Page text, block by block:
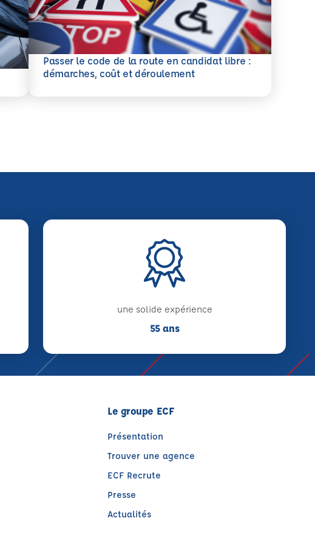
Passer le code de la route en candidat libre :
démarches, coût et déroulement
En savoir plus
une solide expérience
55 ans
Le groupe ECF
Présentation
Trouver une agence
ECF Recrute
Presse
Actualités